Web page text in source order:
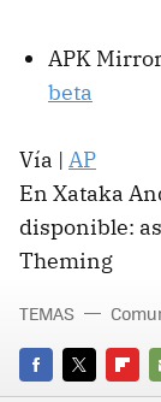
APK
beta
Vía | AP
En Xataka
disponible:
Theming
FACEBOOK
TWITTER
TEMAS